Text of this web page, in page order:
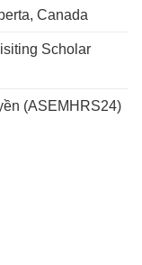
Canada
Scholar
(ASEMHRS24)